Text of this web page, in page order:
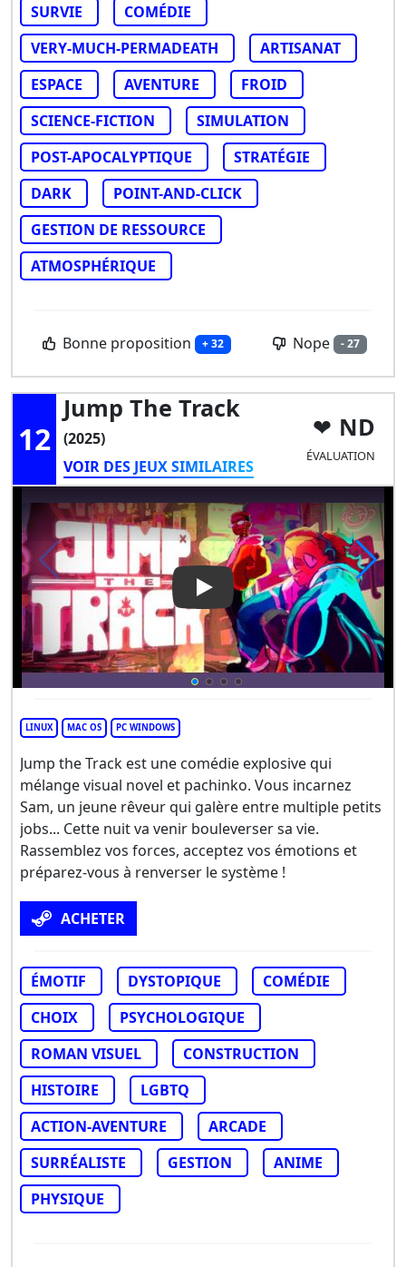
SURVIE
COMÉDIE
VERY-MUCH-PERMADEATH
ARTISANAT
ESPACE
AVENTURE
FROID
SCIENCE-FICTION
SIMULATION
POST-APOCALYPTIQUE
STRATÉGIE
DARK
POINT-AND-CLICK
GESTION DE RESSOURCE
ATMOSPHÉRIQUE
Bonne proposition + 32 Nope - 27
12
Jump The Track
(2025)
VOIR DES JEUX SIMILAIRES
ND
ÉVALUATION
Play Video: Jump the Track
LINUX MAC OS PC WINDOWS
Jump the Track est une comédie explosive qui
mélange visual novel et pachinko. Vous incarnez
Sam, un jeune rêveur qui galère entre multiple petits
jobs... Cette nuit va venir bouleverser sa vie.
Rassemblez vos forces, acceptez vos émotions et
préparez-vous à renverser le système !
ACHETER
ÉMOTIF DYSTOPIQUE
COMÉDIE
CHOIX
PSYCHOLOGIQUE
ROMAN VISUEL
CONSTRUCTION
HISTOIRE
LGBTQ
ACTION-AVENTURE
ARCADE
SURRÉALISTE
GESTION
ANIME
PHYSIQUE